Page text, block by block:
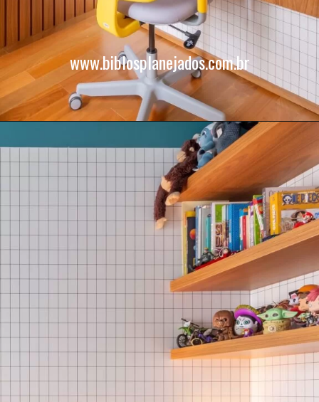
www.biblosplanejados.com.br